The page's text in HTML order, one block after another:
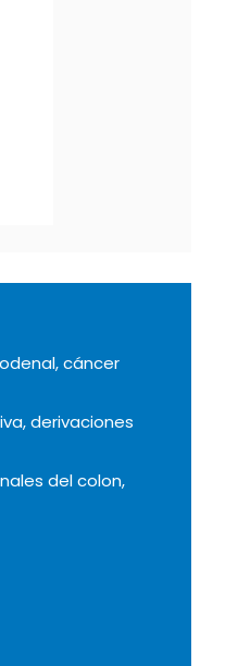
cáncer
derivaciones
del colon,